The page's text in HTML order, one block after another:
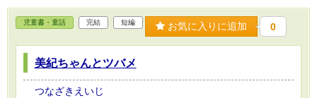
児童書・童話 完結 短編 お気に入りに追加 0
美紀ちゃんとツバメ
つなざきえいじ